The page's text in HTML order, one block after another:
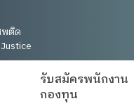
พติด
รับสมัครพนักงาน
กองทุน